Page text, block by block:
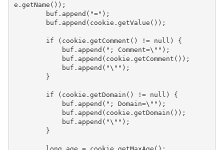
e . getName ());
buf . append ( "=" );
buf . append ( cookie . getValue ());
if ( cookie . getComment () != null )
{
buf . append ( "; Comment=\"" );
buf . append ( cookie . getComment ());
buf . append ( "\"" );
}
if ( cookie . getDomain () != null )
{
buf . append ( "; Domain=\"" );
buf . append ( cookie . getDomain ());
buf . append ( "\"" );
}